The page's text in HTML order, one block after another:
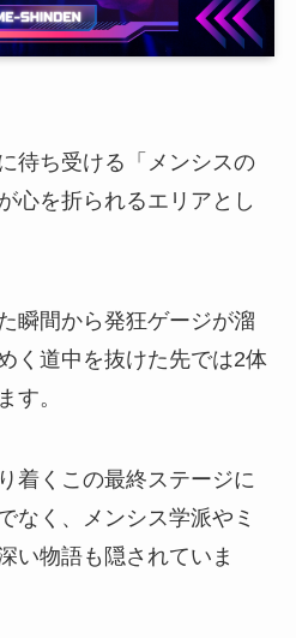
待ち受ける「メンシスの
心を折られるエリアとし
瞬間から発狂ゲージが溜
く道中を抜けた先では2体
す。
着くこの最終ステージに
なく、メンシス学派やミ
い物語も隠されていま